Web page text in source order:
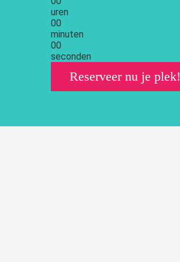
uren
00
minuten
00
seconden
Reserveer nu je plek!